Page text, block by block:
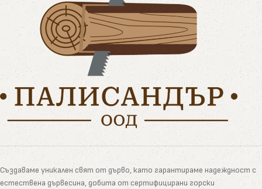
Създаваме уникален свят от дърво, като гарантираме надеждност с
естествена дървесина, добита от сертифицирани горски